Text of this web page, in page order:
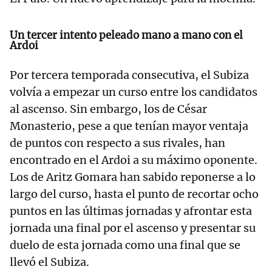
Un tercer intento peleado mano a mano con el
Ardoi
Por tercera temporada consecutiva, el Subiza
volvía a empezar un curso entre los candidatos
al ascenso. Sin embargo, los de César
Monasterio, pese a que tenían mayor ventaja
de puntos con respecto a sus rivales, han
encontrado en el Ardoi a su máximo oponente.
Los de Aritz Gomara han sabido reponerse a lo
largo del curso, hasta el punto de recortar ocho
puntos en las últimas jornadas y afrontar esta
jornada una final por el ascenso y presentar su
duelo de esta jornada como una final que se
llevó el Subiza.